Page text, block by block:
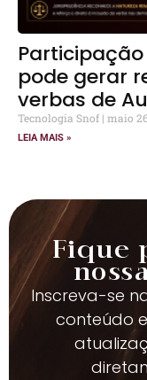
pode gerar
verbas de
Tecnologia Snof maio
LEIA MAIS »
Fique
Inscreva-se
conteúdo